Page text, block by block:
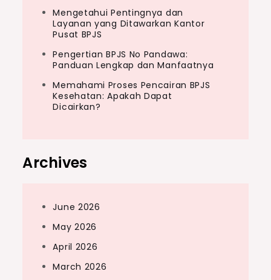
Mengetahui Pentingnya dan
Layanan yang Ditawarkan Kantor
Pusat BPJS
Pengertian BPJS No Pandawa:
Panduan Lengkap dan Manfaatnya
Memahami Proses Pencairan BPJS
Kesehatan: Apakah Dapat
Dicairkan?
Archives
June 2026
May 2026
April 2026
March 2026